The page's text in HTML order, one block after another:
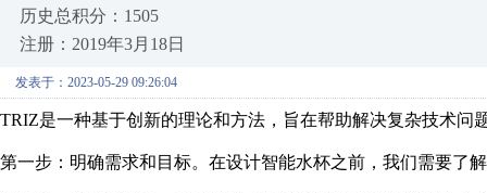
历史总积分：1505
注册：2019年3月18日
发表于：2023-05-29 09:26:04
TRIZ是一种基于创新的理论和方法，旨在帮助解决复杂技术
第一步：明确需求和目标。在设计智能水杯之前，我们需要了